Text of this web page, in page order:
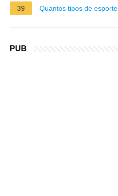
39 Quantos tipos de
PUB